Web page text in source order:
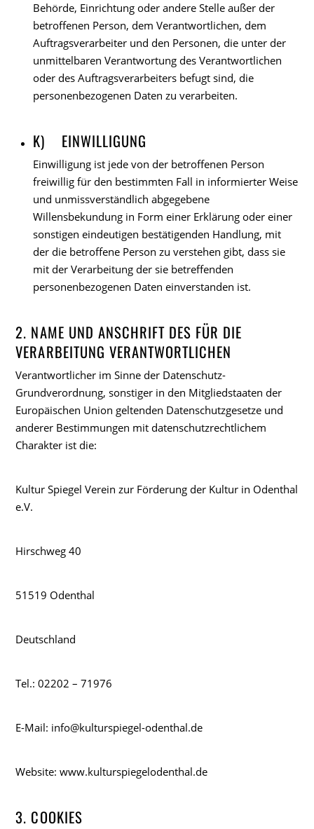
Behörde, Einrichtung oder andere Stelle außer der
betroffenen Person, dem Verantwortlichen, dem
Auftragsverarbeiter und den Personen, die unter der
unmittelbaren Verantwortung des Verantwortlichen
oder des Auftragsverarbeiters befugt sind, die
personenbezogenen Daten zu verarbeiten.
K) EINWILLIGUNG
Einwilligung ist jede von der betroffenen Person
freiwillig für den bestimmten Fall in informierter Weise
und unmissverständlich abgegebene
Willensbekundung in Form einer Erklärung oder einer
sonstigen eindeutigen bestätigenden Handlung, mit
der die betroffene Person zu verstehen gibt, dass sie
mit der Verarbeitung der sie betreffenden
personenbezogenen Daten einverstanden ist.
2. NAME UND ANSCHRIFT DES FÜR DIE
VERARBEITUNG VERANTWORTLICHEN
Verantwortlicher im Sinne der Datenschutz-
Grundverordnung, sonstiger in den Mitgliedstaaten der
Europäischen Union geltenden Datenschutzgesetze und
anderer Bestimmungen mit datenschutzrechtlichem
Charakter ist die:
Kultur Spiegel Verein zur Förderung der Kultur in Odenthal
e.V.
Hirschweg 40
51519 Odenthal
Deutschland
Tel.: 02202 – 71976
E-Mail: info@kulturspiegel-odenthal.de
Website: www.kulturspiegelodenthal.de
3. COOKIES